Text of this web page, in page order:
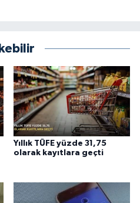
Yıllık TÜFE yüzde 31,75
olarak kayıtlara geçti